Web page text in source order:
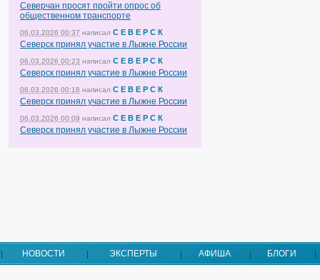
Северчан просят пройти опрос об
общественном транспорте
06.03.2026 00:37 написал С Е В Е Р С К
Северск принял участие в Лыжне России
06.03.2026 00:23 написал С Е В Е Р С К
Северск принял участие в Лыжне России
06.03.2026 00:18 написал С Е В Е Р С К
Северск принял участие в Лыжне России
06.03.2026 00:09 написал С Е В Е Р С К
Северск принял участие в Лыжне России
НОВОСТИ ЭКСПЕРТЫ АФИША БЛОГИ